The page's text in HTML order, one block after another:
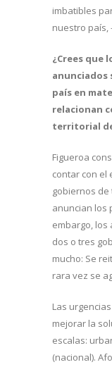
imbatibles
nuestro país,
¿Crees que
anunciados
país en
relacionan
territorial
Figueroa
contar con el
gobiernos
anuncian los
embargo, los
dos o tres
mucho: Se
rara vez se
Las
mejorar la
escalas:
(nacional).